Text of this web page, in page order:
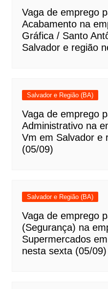
Vaga de emprego
Acabamento na
Gráfica / Santo
Salvador e região
Salvador e Região (BA)
Vaga de emprego
Administrativo na
Vm em Salvador e
(05/09)
Salvador e Região (BA)
Vaga de emprego
(Segurança) na
Supermercados
nesta sexta (05/09)